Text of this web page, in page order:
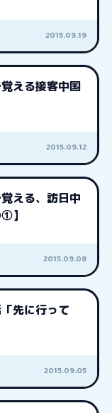
2015.09.19
える接客中国
2015.09.12
える、訪日中
】
2015.09.08
先に行って
2015.09.05